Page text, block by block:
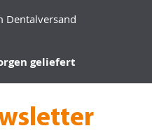
Dentalversand
geliefert